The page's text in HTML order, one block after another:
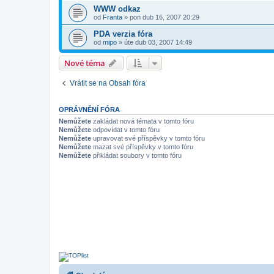
WWW odkaz
od Franta » pon dub 16, 2007 20:29
PDA verzia fóra
od mipo » úte dub 03, 2007 14:49
Nové téma
Vrátit se na Obsah fóra
OPRÁVNĚNÍ FÓRA
Nemůžete zakládat nová témata v tomto fóru
Nemůžete odpovídat v tomto fóru
Nemůžete upravovat své příspěvky v tomto fóru
Nemůžete mazat své příspěvky v tomto fóru
Nemůžete přikládat soubory v tomto fóru